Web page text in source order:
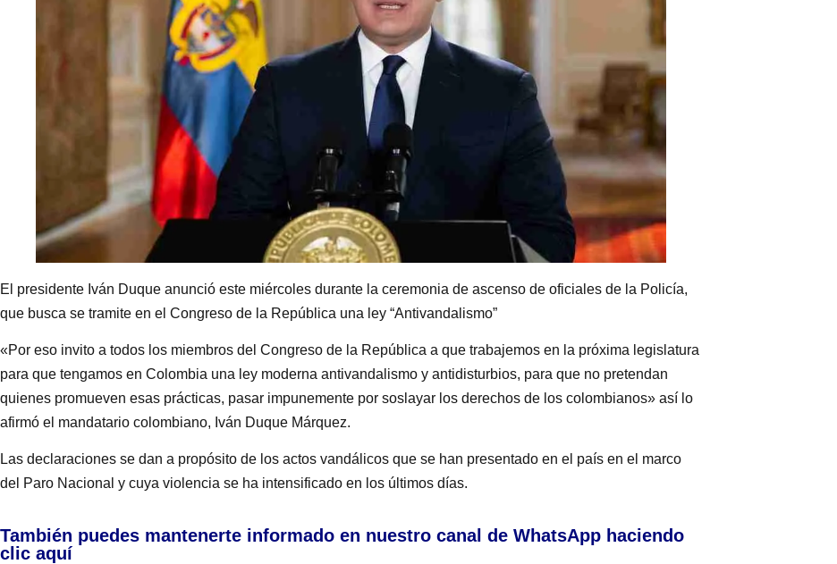
El presidente Iván Duque anunció este miércoles durante la ceremonia de ascenso de oficiales de la Policía,
que busca se tramite en el Congreso de la República una ley “Antivandalismo”
«Por eso invito a todos los miembros del Congreso de la República a que trabajemos en la próxima legislatura
para que tengamos en Colombia una ley moderna antivandalismo y antidisturbios, para que no pretendan
quienes promueven esas prácticas, pasar impunemente por soslayar los derechos de los colombianos» así lo
afirmó el mandatario colombiano, Iván Duque Márquez.
Las declaraciones se dan a propósito de los actos vandálicos que se han presentado en el país en el marco
del Paro Nacional y cuya violencia se ha intensificado en los últimos días.
También puedes mantenerte informado en nuestro canal de WhatsApp haciendo
clic aquí